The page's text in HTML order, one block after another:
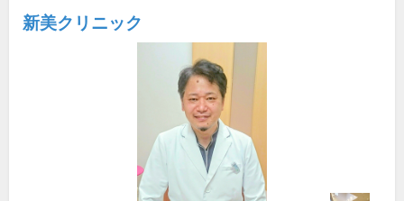
新美クリニック